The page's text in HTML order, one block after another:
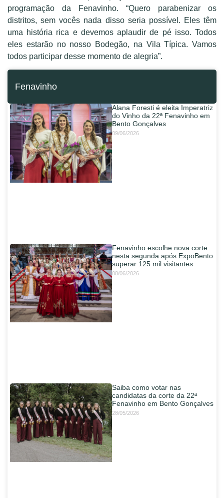
programação da Fenavinho. “Quero parabenizar os
distritos, sem vocês nada disso seria possível. Eles têm
uma história rica e devemos aplaudir de pé isso. Todos
eles estarão no nosso Bodegão, na Vila Típica. Vamos
todos participar desse momento de alegria”.
Fenavinho
Alana Foresti é eleita Imperatriz
do Vinho da 22ª Fenavinho em
Bento Gonçalves
09/06/2026
Fenavinho escolhe nova corte
nesta segunda após ExpoBento
superar 125 mil visitantes
08/06/2026
Saiba como votar nas
candidatas da corte da 22ª
Fenavinho em Bento Gonçalves
28/05/2026